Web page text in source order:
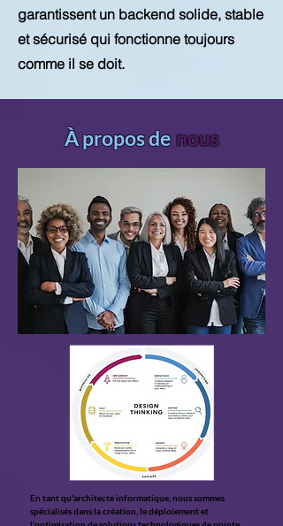
garantissent un backend solide, stable
et sécurisé qui fonctionne toujours
comme il se doit.
À propos de nous
En tant qu'architecte informatique, nous sommes
spécialisés dans la création, le déploiement et